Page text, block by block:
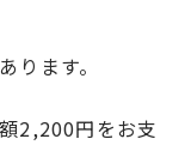
ります。
2,200円をお支